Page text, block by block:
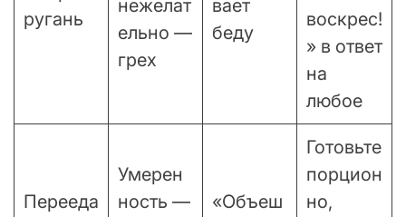
ругань
нежелат
ельно —
грех
вает
беду
воскрес!
» в ответ
на
любое
Перееда
Умерен
ность —
«Объеш
Готовьте
порцион
но,